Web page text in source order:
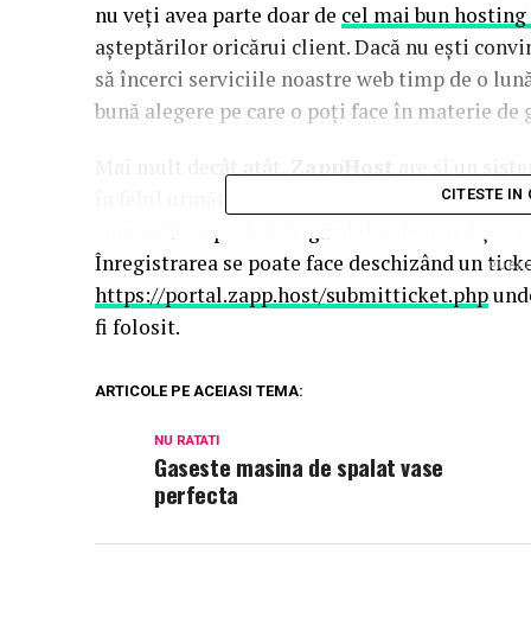
nu veţi avea parte doar de cel mai bun
aşteptărilor oricărui client. Dacă nu eşti
să încerci serviciile noastre web timp de o
bună alegere pe care o poţi face în materie de
în felul următor: Se acordă suma de $35
Înregistrarea se poate face deschizând un
https://portal.zapp.host/submitticket.php
fi folosit.
ARTICOLE PE ACEIASI TEMA:
NU RATATI
Gaseste masina de spalat vase
perfecta
CITESTE IN